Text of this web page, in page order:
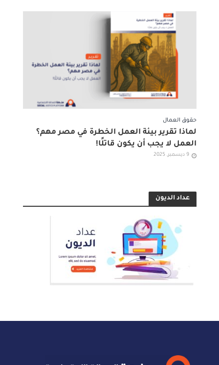
حقوق العمال
لماذا تقرير بيئة العمل الخطرة في مصر مهم؟
العمل لا يجب أن يكون قاتلًا!
9 ديسمبر, 2025
عداد الديون